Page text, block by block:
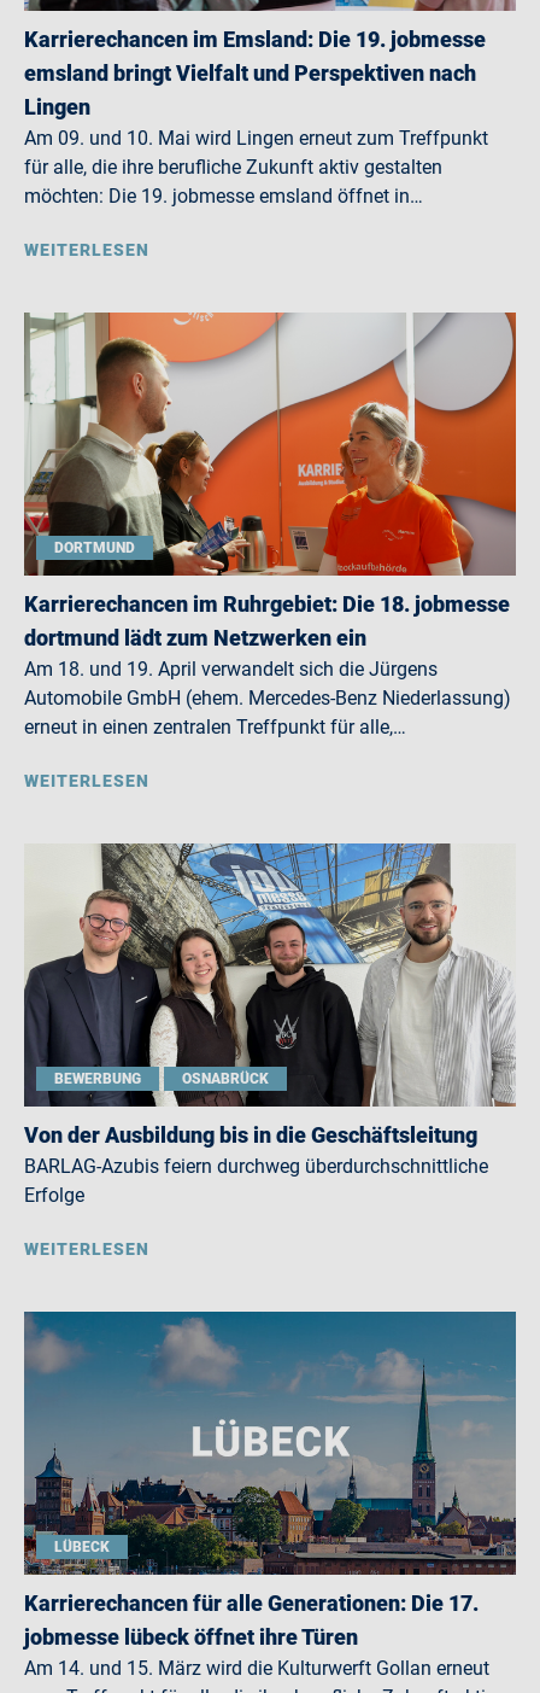
Karrierechancen im Emsland: Die 19. jobmesse
emsland bringt Vielfalt und Perspektiven nach
Lingen
Am 09. und 10. Mai wird Lingen erneut zum Treffpunkt
für alle, die ihre berufliche Zukunft aktiv gestalten
möchten: Die 19. jobmesse emsland öffnet in…
WEITERLESEN
DORTMUND
Karrierechancen im Ruhrgebiet: Die 18. jobmesse
dortmund lädt zum Netzwerken ein
Am 18. und 19. April verwandelt sich die Jürgens
Automobile GmbH (ehem. Mercedes-Benz Niederlassung)
erneut in einen zentralen Treffpunkt für alle,…
WEITERLESEN
BEWERBUNG OSNABRÜCK
Von der Ausbildung bis in die Geschäftsleitung
BARLAG-Azubis feiern durchweg überdurchschnittliche
Erfolge
WEITERLESEN
LÜBECK
Karrierechancen für alle Generationen: Die 17.
jobmesse lübeck öffnet ihre Türen
Am 14. und 15. März wird die Kulturwerft Gollan erneut